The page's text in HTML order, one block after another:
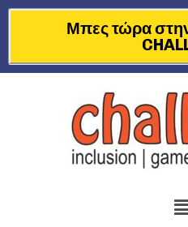
στο
Μπες τώρα